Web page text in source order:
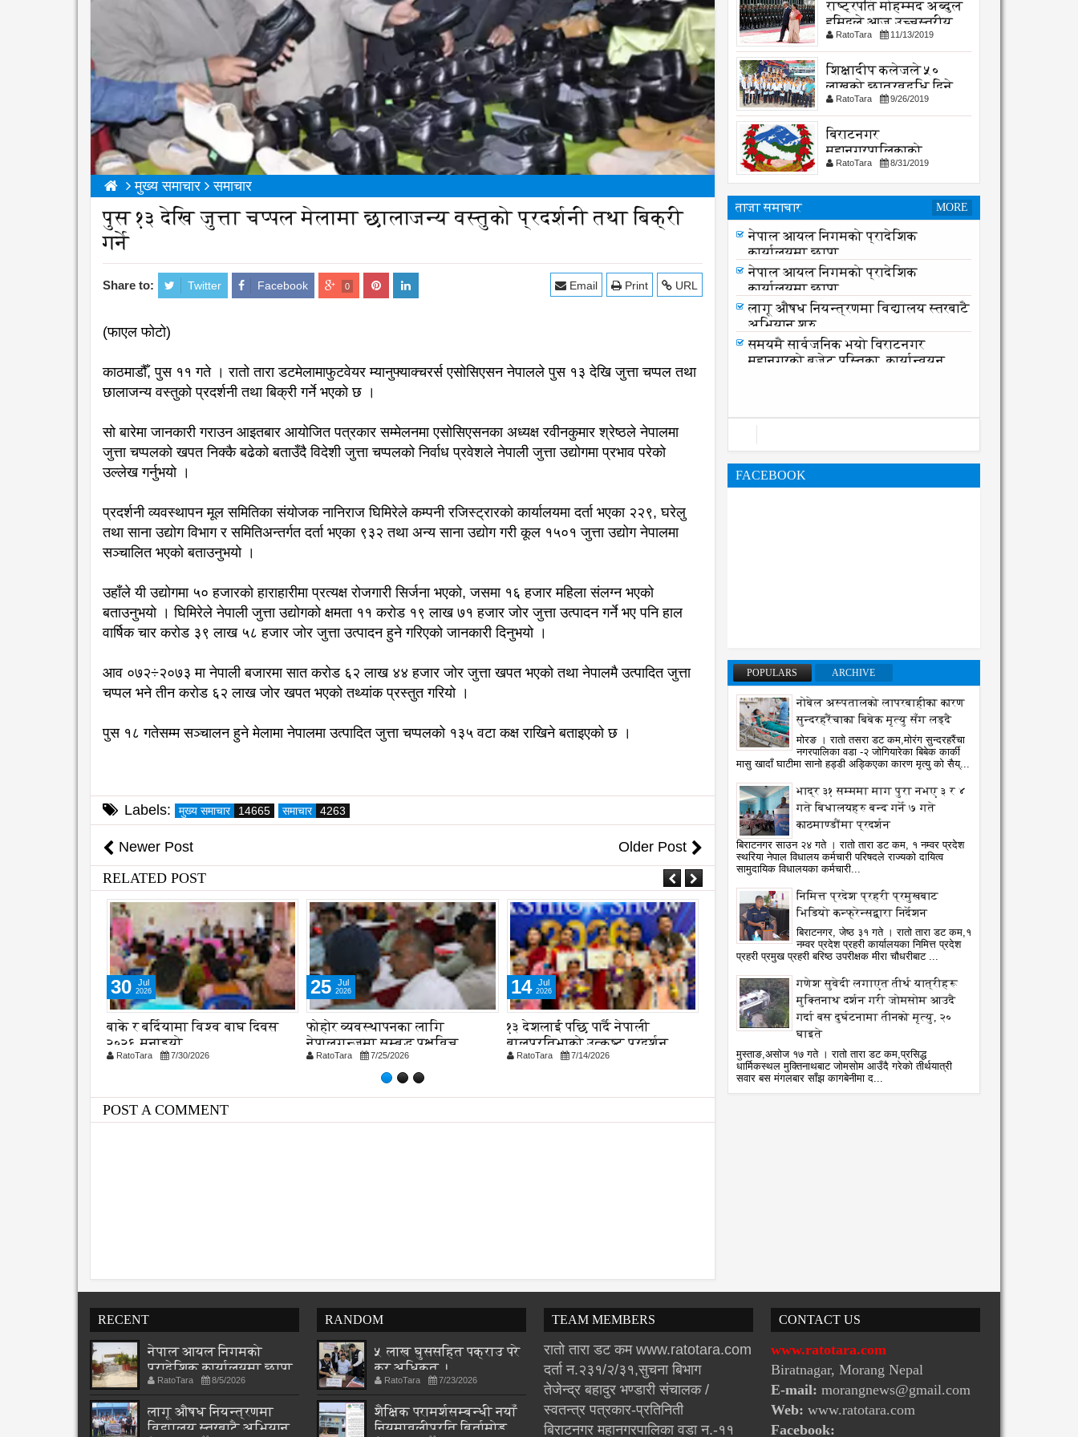
मुख्य समाचार समाचार
पुस १३ देखि जुत्ता चप्पल मेलामा छालाजन्य वस्तुको प्रदर्शनी तथा बिक्री
गर्ने
Share to: Twitter Facebook 0 URL
Print
Email
(फाएल फोटो)
काठमाडौँ, पुस ११ गते । रातो तारा डटमेलामाफुटवेयर म्यानुफ्याक्चरर्स एसोसिएसन नेपालले पुस १३ देखि जुत्ता चप्पल तथा
छालाजन्य वस्तुको प्रदर्शनी तथा बिक्री गर्ने भएको छ ।
सो बारेमा जानकारी गराउन आइतबार आयोजित पत्रकार सम्मेलनमा एसोसिएसनका अध्यक्ष रवीनकुमार श्रेष्ठले नेपालमा
जुत्ता चप्पलको खपत निक्कै बढेको बताउँदै विदेशी जुत्ता चप्पलको निर्वाध प्रवेशले नेपाली जुत्ता उद्योगमा प्रभाव परेको
उल्लेख गर्नुभयो ।
प्रदर्शनी व्यवस्थापन मूल समितिका संयोजक नानिराज घिमिरेले कम्पनी रजिस्ट्रारको कार्यालयमा दर्ता भएका २२९, घरेलु
तथा साना उद्योग विभाग र समितिअन्तर्गत दर्ता भएका ९३२ तथा अन्य साना उद्योग गरी कूल १५०१ जुत्ता उद्योग नेपालमा
सञ्चालित भएको बताउनुभयो ।
उहाँले यी उद्योगमा ५० हजारको हाराहारीमा प्रत्यक्ष रोजगारी सिर्जना भएको, जसमा १६ हजार महिला संलग्न भएको
बताउनुभयो । घिमिरेले नेपाली जुत्ता उद्योगको क्षमता ११ करोड १९ लाख ७१ हजार जोर जुत्ता उत्पादन गर्ने भए पनि हाल
वार्षिक चार करोड ३९ लाख ५८ हजार जोर जुत्ता उत्पादन हुने गरिएको जानकारी दिनुभयो ।
आव ०७२÷२०७३ मा नेपाली बजारमा सात करोड ६२ लाख ४४ हजार जोर जुत्ता खपत भएको तथा नेपालमै उत्पादित जुत्ता
चप्पल भने तीन करोड ६२ लाख जोर खपत भएको तथ्यांक प्रस्तुत गरियो ।
पुस १८ गतेसम्म सञ्चालन हुने मेलामा नेपालमा उत्पादित जुत्ता चप्पलको १३५ वटा कक्ष राखिने बताइएको छ ।
Labels: मुख्य समाचार 14665 समाचार 4263
Newer Post
Older Post
RELATED POST
30 Jul
2026
बाके र बर्दियामा विश्व बाघ दिवस
२०२६ मनाइयो
RatoTara 7/30/2026
25 Jul
2026
फोहोर व्यवस्थापनका लागि
नेपालगन्जमा सम्बद्ध पक्षविच
छलफल
RatoTara 7/25/2026
14 Jul
2026
१३ देशलाई पछि पार्दै नेपाली
बालप्रतिभाको उत्कृष्ट प्रदर्शन,
विश्वभर चम्कियो नेपालको नाम
RatoTara 7/14/2026
Jul
2026
कोशी प्रदेशमै पहिलो पटक दूरबिन
प्रविधिबाट मेरुदण्डको सफल
शल्यक्रिया
RatoTara 7/3/2026
29 Jun
2026
कार्यसम्पादन अभिलेख ढाँचा
RatoTara
POST A COMMENT
राष्ट्रपति मोहम्मद अब्दुल
हमिदले आज उच्चस्तरीय
भेटवार्ता गर्नु हुदै,
RatoTara 11/13/2019
शिक्षादीप कलेजले ५०
लाखको छात्रवृद्धि दिने
घोषणा
RatoTara 9/26/2019
बिराटनगर
महानगरपालिकाको
सार्वजनिक -सुचना
RatoTara 8/31/2019
ताजा समाचार MORE
लागू औषध नियन्त्रणमा विद्यालय स्तरबाटै
अभियान शुरु
नेपाल आयल निगमको प्रादेशिक
कार्यालयमा छापा
नेपाल आयल निगमको प्रादेशिक
कार्यालयमा छापा
लागू औषध नियन्त्रणमा विद्यालय स्तरबाटै
अभियान शुरु
समयमै सार्वजनिक भयो विराटनगर
महानगरको बजेट पुस्तिका, कार्यान्वयन
FACEBOOK
POPULARS ARCHIVE
नोबेल अस्पतालको लापरबाहीका कारण
सुन्दरहरैंचाका बिबेक मृत्यु सँग लड्दै
मोरङ । रातो तसरा डट कम,मोरंग सुन्दरहरैंचा
नगरपालिका वडा -२ जोगियारेका बिबेक कार्की
मासु खादाँ घाटीमा सानो हड्डी अड्किएका कारण मृत्यु को सैय्...
भाद्र ३१ सम्ममा माग पुरा नभए ३ र ४
गते बिधालयहरु बन्द गर्ने ७ गते
काठमाण्डौंमा प्रदर्शन
बिराटनगर साउन २४ गते । रातो तारा डट कम, १ नम्वर प्रदेश
स्थरिया नेपाल विधालय कर्मचारी परिषदले राज्यको दायित्व
सामुदायिक विधालयका कर्मचारी...
निमित्त प्रदेश प्रहरी प्रमुखबाट
भिडियो कन्फ्रेन्सद्वारा निर्देशन
बिराटनगर, जेष्ठ ३१ गते । रातो तारा डट कम,१
नम्वर प्रदेश प्रहरी कार्यालयका निमित्त प्रदेश
प्रहरी प्रमुख प्रहरी बरिष्ठ उपरीक्षक मीरा चौधरीबाट ...
गणेश सुवेदी लगाएत तीर्थ यात्रीहरू
मुक्तिनाथ दर्शन गरी जोमसोम आउदै
गर्दा बस दुर्घटनामा तीनको मृत्यु, २०
घाइते
मुस्ताङ,असोज १७ गते । रातो तारा डट कम,प्रसिद्ध
धार्मिकस्थल मुक्तिनाथबाट जोमसोम आउँदै गरेको तीर्थयात्री
सवार बस मंगलबार साँझ कागबेनीमा द...
RECENT
नेपाल आयल निगमको
प्रादेशिक कार्यालयमा छापा
RatoTara 8/5/2026
लागू औषध नियन्त्रणमा
विद्यालय स्तरबाटै अभियान
RANDOM
५ लाख घुससहित पक्राउ परे
कर अधिकृत ।
RatoTara 7/23/2026
शैक्षिक परामर्शसम्बन्धी नयाँ
नियमावलीप्रति बिर्तामोड
TEAM MEMBERS
रातो तारा डट कम www.ratotara.com
दर्ता न.२३१/२/३१,सुचना बिभाग
तेजेन्द्र बहादुर भण्डारी संचालक /
स्वतन्त्र पत्रकार-प्रतिनिती
बिराटनगर महानगरपालिका वडा न.-११
CONTACT US
www.ratotara.com
Biratnagar, Morang Nepal
E-mail: morangnews@gmail.com
Web: www.ratotara.com
Facebook: